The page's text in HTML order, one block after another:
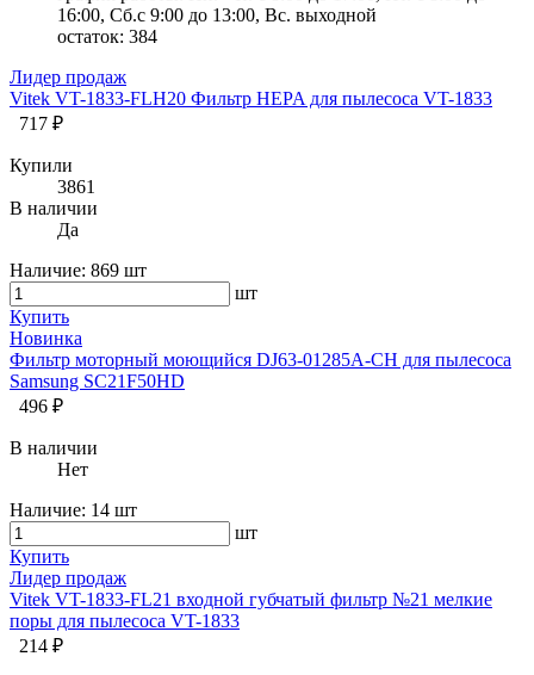
16:00, Сб.с 9:00 до 13:00, Вс. выходной
остаток: 384
Лидер продаж
Vitek VT-1833-FLH20 Фильтр HEPA для пылесоса VT-1833
717 ₽
Купили
3861
В наличии
Да
Наличие: 869 шт
шт
Купить
Новинка
Фильтр моторный моющийся DJ63-01285A-CH для пылесоса
Samsung SC21F50HD
496 ₽
В наличии
Нет
Наличие: 14 шт
шт
Купить
Лидер продаж
Vitek VT-1833-FL21 входной губчатый фильтр №21 мелкие
поры для пылесоса VT-1833
214 ₽